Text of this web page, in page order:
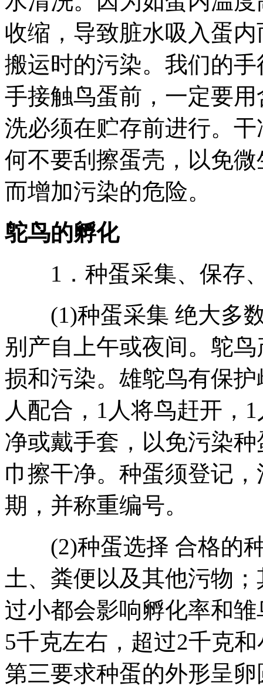
收缩，导致脏水吸入蛋
搬运时的污染。我们的
手接触鸟蛋前，一定要
洗必须在贮存前进行。
何不要刮擦蛋壳，以免
而增加污染的危险。
鸵鸟的孵化
1．种蛋采集、保存
(1)种蛋采集 绝大多数
别产自上午或夜间。鸵
损和污染。雄鸵鸟有保
人配合，1人将鸟赶开，
净或戴手套，以免污染
巾擦干净。种蛋须登记
期，并称重编号。
(2)种蛋选择 合格的种
土、粪便以及其他污物
过小都会影响孵化率和
5千克左右，超过2千克
第三要求种蛋的外形呈